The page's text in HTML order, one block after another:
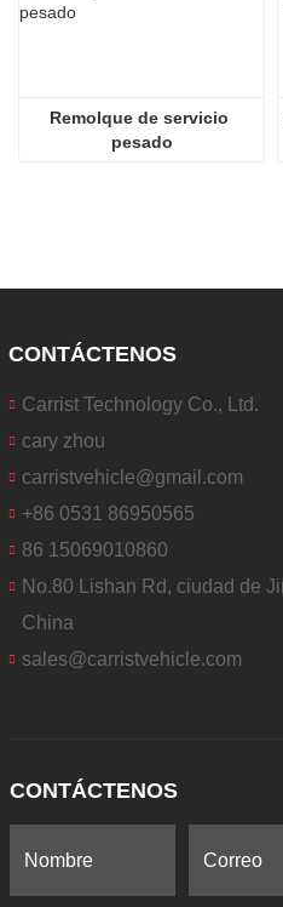
Remolque de servicio
pesado
CONTÁCTENOS
Carrist Technology Co., Ltd.
cary zhou
carristvehicle@gmail.com
+86 0531 86950565
86 15069010860
No.80 Lishan Rd, ciudad de
China
sales@carristvehicle.com
CONTÁCTENOS